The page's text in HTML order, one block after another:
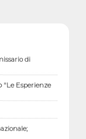
di
"Le Esperienze